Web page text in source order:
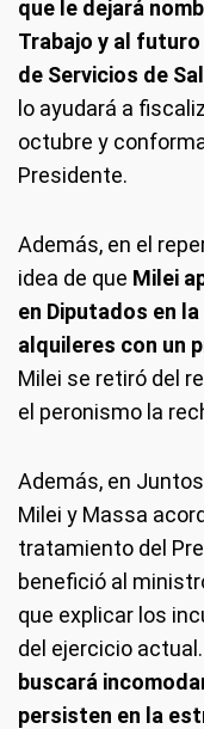
que le dejará
Trabajo y al
de Servicios de
lo ayudará a
octubre y
Presidente.
Además, en el
idea de que Milei
en Diputados en
alquileres con un
Milei se retiró del
el peronismo la
Además, en
Milei y Massa
tratamiento del
benefició al
que explicar los
del ejercicio
buscará
persisten en la